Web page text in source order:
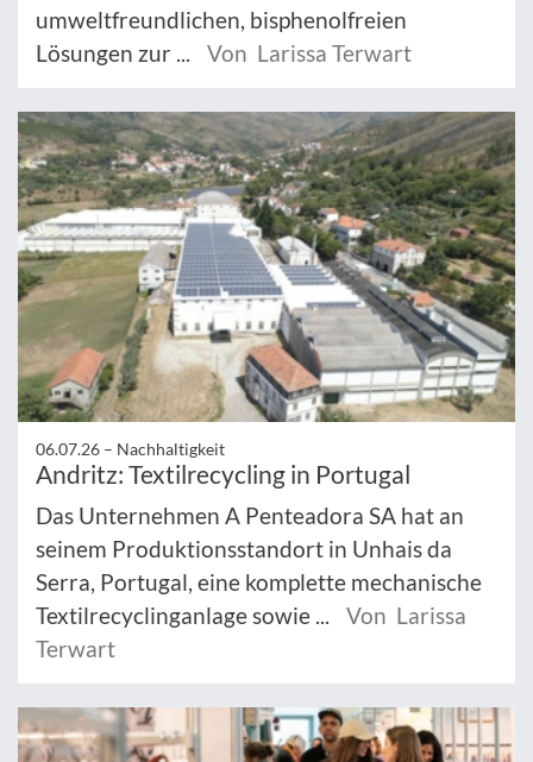
umweltfreundlichen, bisphenolfreien
Lösungen zur ...
Von Larissa Terwart
06.07.26 – Nachhaltigkeit
Andritz: Textilrecycling in Portugal
Das Unternehmen A Penteadora SA hat an
seinem Produktionsstandort in Unhais da
Serra, Portugal, eine komplette mechanische
Textilrecyclinganlage sowie ...
Von Larissa
Terwart